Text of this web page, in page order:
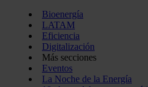
Bioenergía
LATAM
Eficiencia
Digitalización
Más secciones
Eventos
La Noche de la Energía